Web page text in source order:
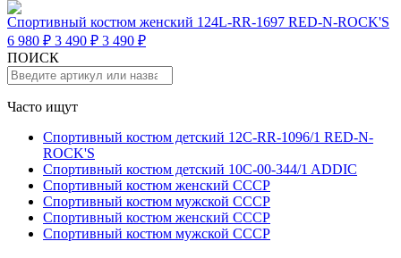
Спортивный костюм женский 124L-RR-1697 RED-N-ROCK'S
6 980 ₽ 3 490 ₽ 3 490 ₽
ПОИСК
Часто ищут
Спортивный костюм детский 12C-RR-1096/1 RED-N-
ROCK'S
Спортивный костюм детский 10C-00-344/1 ADDIC
Спортивный костюм женский СССР
Спортивный костюм мужской СССР
Спортивный костюм женский СССР
Спортивный костюм мужской СССР